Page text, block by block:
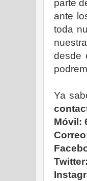
parte
ante
toda
desde
Ya
Móvil:
Twitter: